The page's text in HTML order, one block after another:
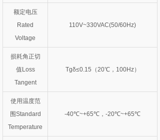
额定电压
Rated
Voltage
110V~330VAC(50/60Hz)
损耗角正切
值Loss
Tangent
Tgδ≤0.15（20℃，100Hz）
使用温度范
围Standard
Temperature
-40℃~+65℃，-20℃~+65℃